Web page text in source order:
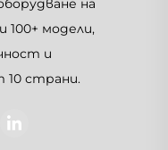
на
100+ модели,
и
страни.